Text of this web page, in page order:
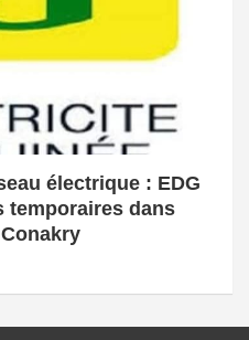
électrique : EDG
temporaires dans